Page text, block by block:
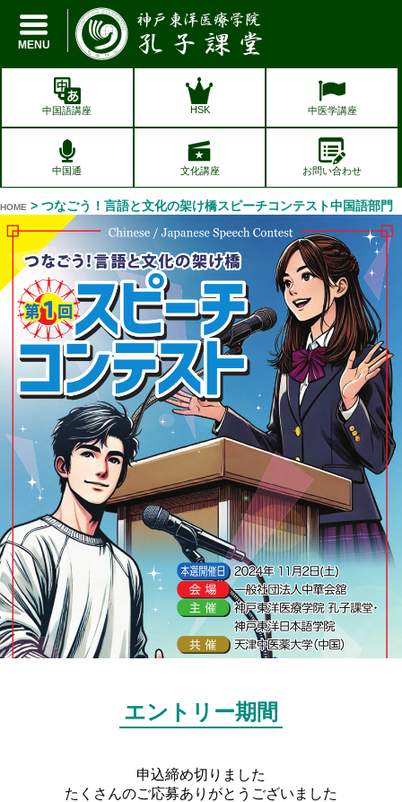
MENU
中国語講座 HSK 中医学講座
中国通 文化講座 お問い合わせ
HOME > つなごう！言語と文化の架け橋スピーチコンテスト中国語部門
エントリー期間
申込締め切りました
たくさんのご応募ありがとうございました